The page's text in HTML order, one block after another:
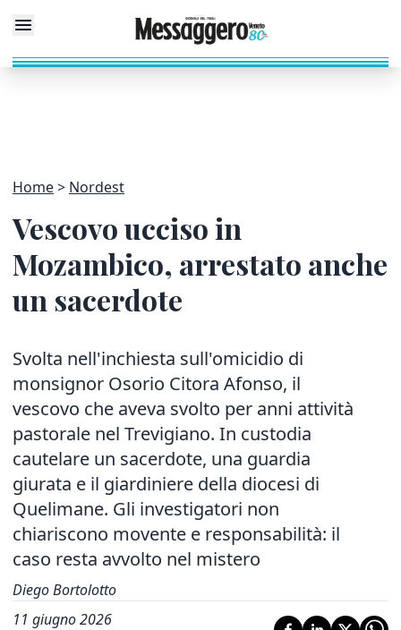
Home Nordest
Vescovo ucciso in
Mozambico, arrestato anche
un sacerdote
Svolta nell'inchiesta sull'omicidio di
monsignor Osorio Citora Afonso, il
vescovo che aveva svolto per anni attività
pastorale nel Trevigiano. In custodia
cautelare un sacerdote, una guardia
giurata e il giardiniere della diocesi di
Quelimane. Gli investigatori non
chiariscono movente e responsabilità: il
caso resta avvolto nel mistero
Diego Bortolotto
11 giugno 2026